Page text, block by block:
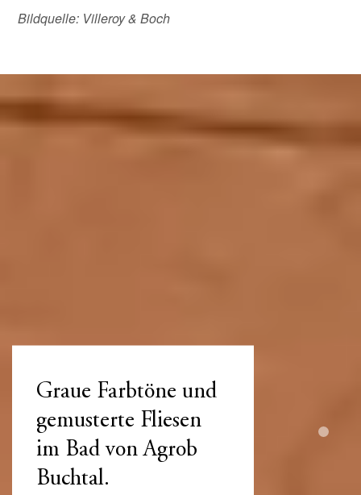
Bildquelle: Villeroy & Boch
Graue Farbtöne und
gemusterte Fliesen
im Bad von Agrob
Buchtal.